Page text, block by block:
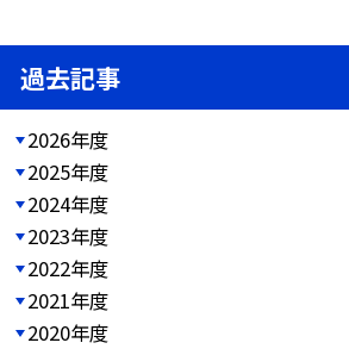
過去記事
2026年度
2025年度
2024年度
2023年度
2022年度
2021年度
2020年度